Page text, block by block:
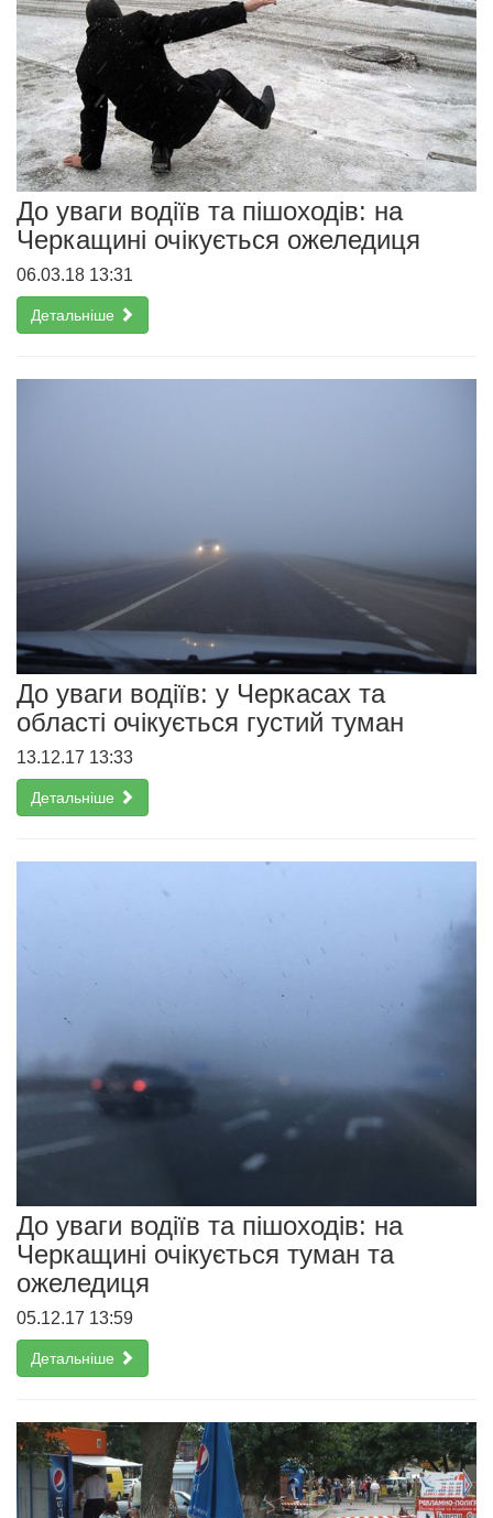
До уваги водіїв та пішоходів: на
Черкащині очікується ожеледиця
06.03.18 13:31
Детальніше
До уваги водіїв: у Черкасах та
області очікується густий туман
13.12.17 13:33
Детальніше
До уваги водіїв та пішоходів: на
Черкащині очікується туман та
ожеледиця
05.12.17 13:59
Детальніше